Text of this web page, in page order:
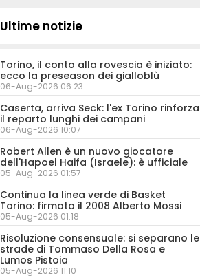
Ultime notizie
Torino, il conto alla rovescia è iniziato:
ecco la preseason dei gialloblù
06-Aug-2026 06:23
Caserta, arriva Seck: l'ex Torino rinforza
il reparto lunghi dei campani
06-Aug-2026 10:07
Robert Allen è un nuovo giocatore
dell'Hapoel Haifa (Israele): è ufficiale
05-Aug-2026 01:57
Continua la linea verde di Basket
Torino: firmato il 2008 Alberto Mossi
05-Aug-2026 01:18
Risoluzione consensuale: si separano le
strade di Tommaso Della Rosa e
Lumos Pistoia
05-Aug-2026 11:10